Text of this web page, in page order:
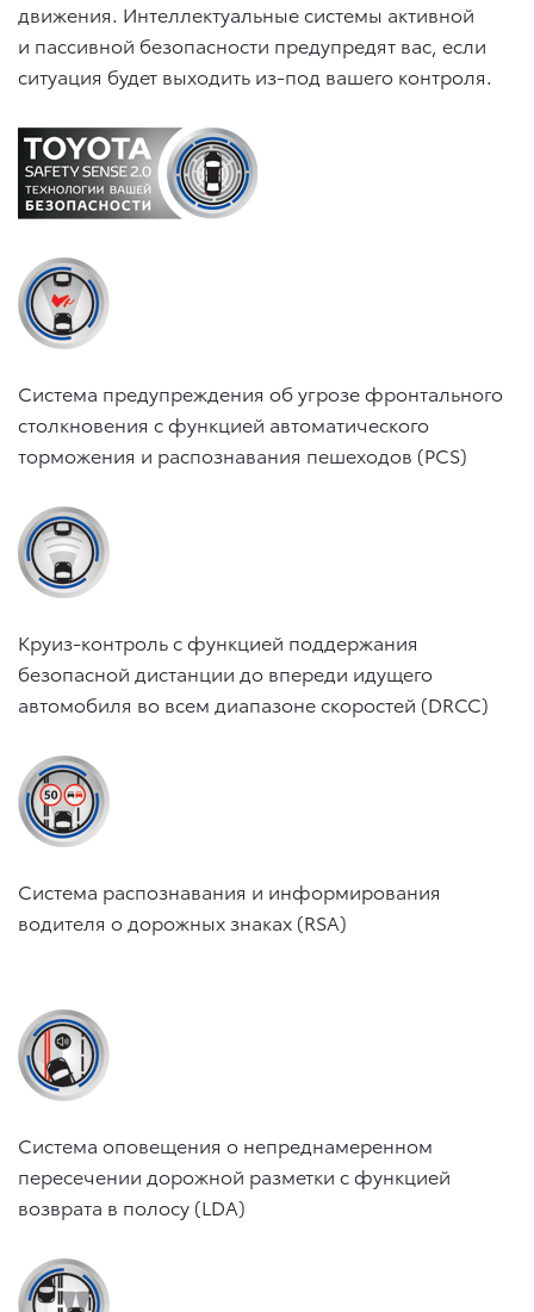
движения. Интеллектуальные системы активной
и пассивной безопасности предупредят вас, если
ситуация будет выходить из-под вашего контроля.
Система предупреждения об угрозе фронтального
столкновения с функцией автоматического
торможения и распознавания пешеходов (PCS)
Круиз-контроль с функцией поддержания
безопасной дистанции до впереди идущего
автомобиля во всем диапазоне скоростей (DRCC)
Система распознавания и информирования
водителя о дорожных знаках (RSA)
Система оповещения о непреднамеренном
пересечении дорожной разметки с функцией
возврата в полосу (LDA)